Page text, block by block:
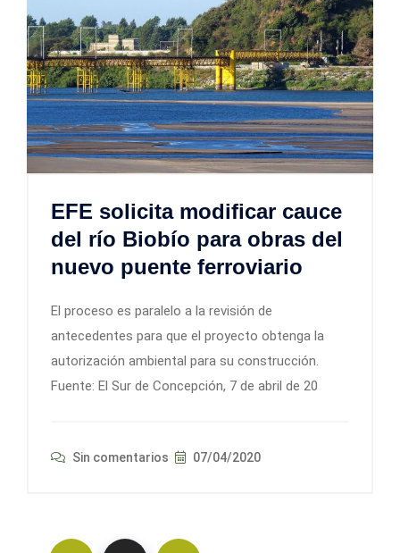
EFE solicita modificar cauce
del río Biobío para obras del
nuevo puente ferroviario
El proceso es paralelo a la revisión de
antecedentes para que el proyecto obtenga la
autorización ambiental para su construcción.
Fuente: El Sur de Concepción, 7 de abril de 20
Sin comentarios 07/04/2020